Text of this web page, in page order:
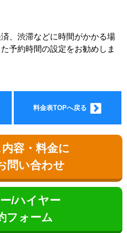
フォ
ショ
、渋滞などに時間がかかる場
予約時間の設定をお勧めしま
料金表TOPへ戻る
容・料金に
問い合わせ
/ハイヤー
フォーム